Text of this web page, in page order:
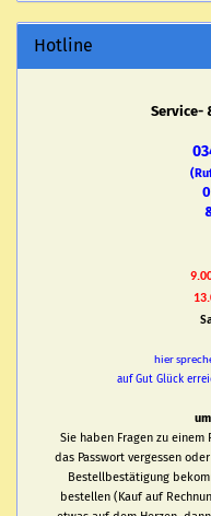
Hotline
Service-
hier
auf Gut Glück
Sie haben Fragen zu
das Passwort vergessen
Bestellbestätigung
bestellen (Kauf auf